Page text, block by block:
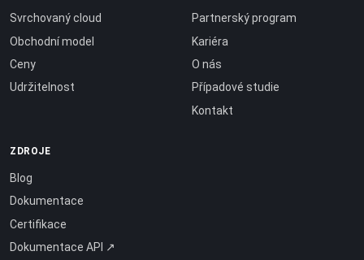
Svrchovaný cloud
Obchodní model
Ceny
Udržitelnost
Partnerský program
Kariéra
O nás
Případové studie
Kontakt
ZDROJE
Blog
Dokumentace
Certifikace
Dokumentace API ↗